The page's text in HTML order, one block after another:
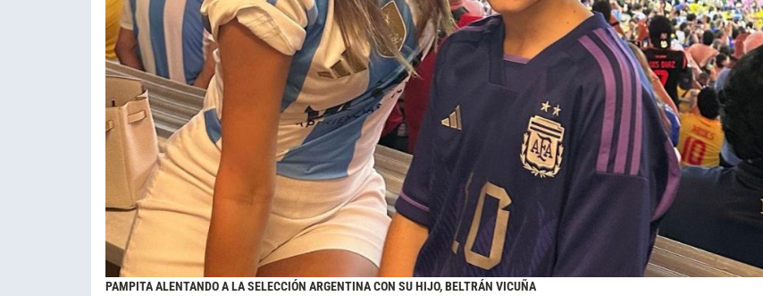
PAMPITA ALENTANDO A LA SELECCIÓN ARGENTINA CON SU HIJO, BELTRÁN VICUÑA